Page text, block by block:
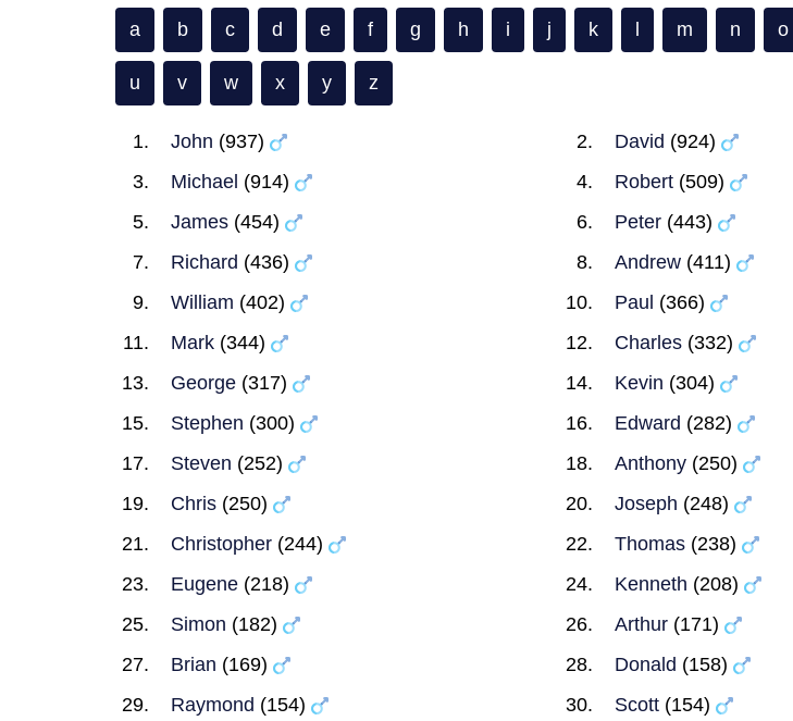
a b c d e f g h i j k m n o
u v w x y z
John (937) David (924)
Michael (914) Robert(509)
James (454) Peter(443)
Richard (436) Andrew(411)
William (402) Paul (366)
Mark (344) Charles(332)
George (317) Kevin (304)
Stephen (300) Edward (282)
Steven (252) Anthony(250)
Chris (250) Joseph (248)
Christopher (244) Thomas(238)
Eugene (218) Kenneth (208)
Simon (182) Arthur(171)
Brian (169) Donald (158)
Raymond (154) Scott(154)